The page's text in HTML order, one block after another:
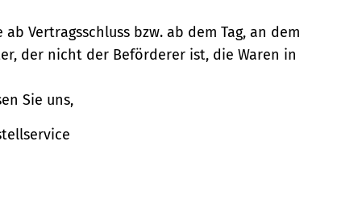
Vertragsschluss bzw. ab dem Tag, an dem
der nicht der Beförderer ist, die Waren in
Sie uns,